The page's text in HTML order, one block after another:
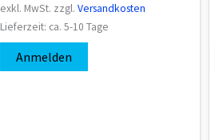
exkl. MwSt. zzgl.Versandkosten
Lieferzeit: ca. 5-10 Tage
Anmelden